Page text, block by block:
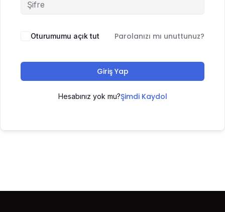
Oturumumu açık tut Parolanızı mı unuttunuz?
Giriş Yap
Hesabınız yok mu?Şimdi Kaydol